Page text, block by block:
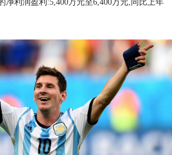
净利润盈利:5,400万元至6,400万元,同比上年